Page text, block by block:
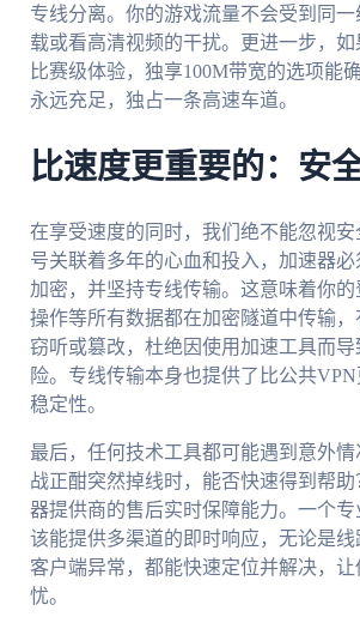
专线分离。你的游戏流量不会受到同
载或看高清视频的干扰。更进一步，
比赛级体验，独享100M带宽的选项能
永远充足，独占一条高速车道。
比速度更重要的：安
在享受速度的同时，我们绝不能忽视
号关联着多年的心血和投入，加速器
加密，并坚持专线传输。这意味着你
操作等所有数据都在加密隧道中传输
窃听或篡改，杜绝因使用加速工具而
险。专线传输本身也提供了比公共
稳定性。
最后，任何技术工具都可能遇到意外
战正酣突然掉线时，能否快速得到帮
器提供商的售后实时保障能力。一个
该能提供多渠道的即时响应，无论是
客户端异常，都能快速定位并解决，
忧。